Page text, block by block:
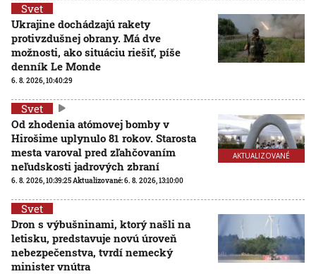
Svet
Ukrajine dochádzajú rakety
protivzdušnej obrany. Má dve
možnosti, ako situáciu riešiť, píše
denník Le Monde
6. 8. 2026, 10:40:29
AKTUALIZOVANÉ
Svet
Od zhodenia atómovej bomby v
Hirošime uplynulo 81 rokov. Starosta
mesta varoval pred zľahčovaním
neľudskosti jadrových zbraní
6. 8. 2026, 10:39:25 Aktualizované:6. 8. 2026, 13:10:00
Svet
Dron s výbušninami, ktorý našli na
letisku, predstavuje novú úroveň
nebezpečenstva, tvrdí nemecký
minister vnútra